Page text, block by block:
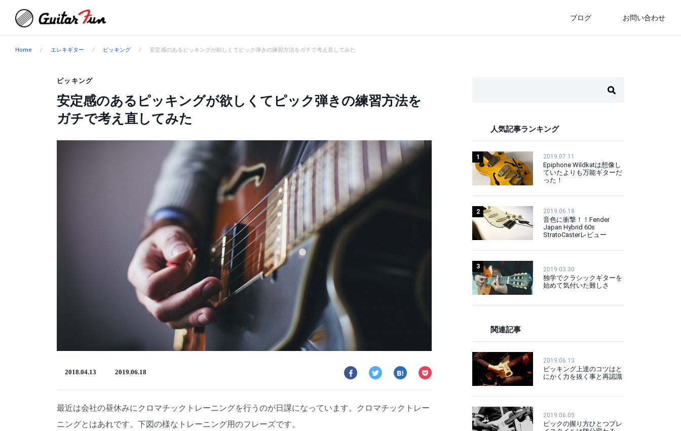
ブログ お問い合わせ
Home エレキギター ピッキング 安定感のあるピッキングが欲しくてピック弾きの練習方法をガチで考え直してみた
ピッキング
安定感のあるピッキングが欲しくてピック弾きの練習方法を
ガチで考え直してみた
2018.04.13 2019.06.18
最近は会社の昼休みにクロマチックトレーニングを行うのが日課になっています。クロマチックトレー
ニングとはあれです。下図の様なトレーニング用のフレーズです。
人気記事ランキング
1 2019.07.11
Epiphone Wildkatは想像し
ていたよりも万能ギターだ
った！
2 2019.06.18
音色に衝撃！！Fender
Japan Hybrid 60s
StratoCasterレビュー
3 2019.03.30
独学でクラシックギターを
始めて気付いた難しさ
関連記事
2019.06.13
ピッキング上達のコツはと
にかく力を抜く事と再認識
2019.06.05
ピックの握り方ひとつプレ